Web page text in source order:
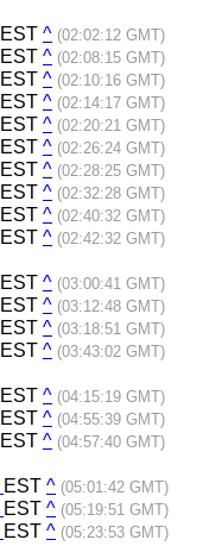
EST ^ (02:02:12 GMT)
EST ^ (02:08:15 GMT)
EST ^ (02:10:16 GMT)
EST ^ (02:14:17 GMT)
EST ^ (02:20:21 GMT)
EST ^ (02:26:24 GMT)
EST ^ (02:28:25 GMT)
EST ^ (02:32:28 GMT)
EST ^ (02:40:32 GMT)
EST ^ (02:42:32 GMT)
EST ^ (03:00:41 GMT)
EST ^ (03:12:48 GMT)
EST ^ (03:18:51 GMT)
EST ^ (03:43:02 GMT)
EST ^ (04:15:19 GMT)
EST ^ (04:55:39 GMT)
EST ^ (04:57:40 GMT)
EST ^ (05:01:42 GMT)
EST ^ (05:19:51 GMT)
EST ^ (05:23:53 GMT)